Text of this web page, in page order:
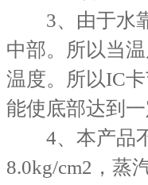
3、由于水靠
中部。所以当
温度。所以IC
能使底部达到
4、本产品不
8.0kg/cm2，蒸